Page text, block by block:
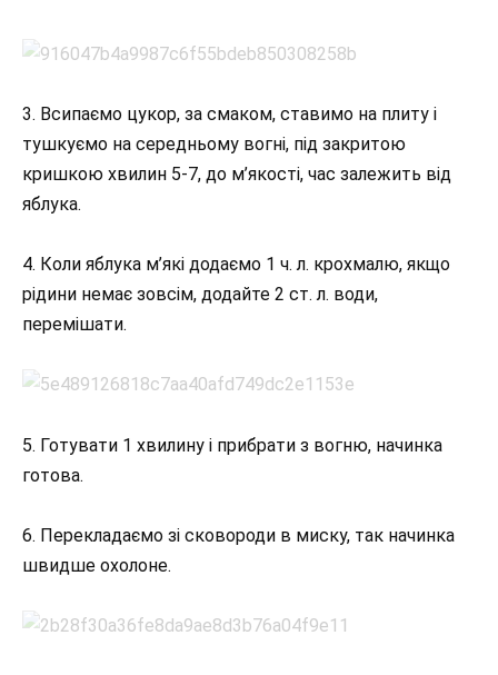
3. Всипаємо цукор, за смаком, ставимо на плиту і
тушкуємо на середньому вогні, під закритою
кришкою хвилин 5-7, до м’якості, час залежить від
яблука.
4. Коли яблука м’які додаємо 1 ч. л. крохмалю, якщо
рідини немає зовсім, додайте 2 ст. л. води,
перемішати.
5. Готувати 1 хвилину і прибрати з вогню, начинка
готова.
6. Перекладаємо зі сковороди в миску, так начинка
швидше охолоне.